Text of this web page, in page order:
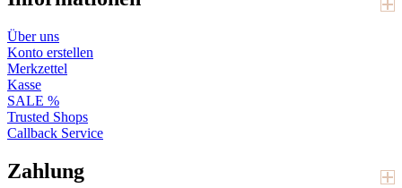
Über uns
Konto erstellen
Merkzettel
Kasse
SALE %
Trusted Shops
Callback Service
Zahlung